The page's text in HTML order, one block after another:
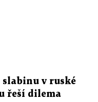
v ruské
řeší dilema